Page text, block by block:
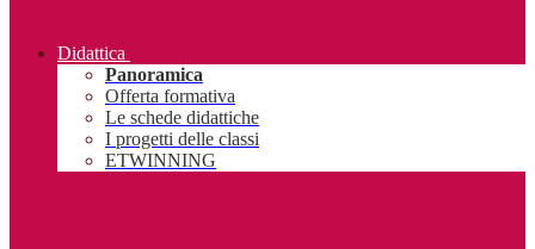
Didattica
Panoramica
Offerta formativa
Le schede didattiche
I progetti delle classi
ETWINNING